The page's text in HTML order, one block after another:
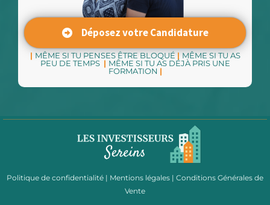
Déposez votre Candidature
| MÊME SI TU PENSES ÊTRE BLOQUÉ | MÊME SI TU AS
PEU DE TEMPS | MÊME SI TU AS DÉJÀ PRIS UNE
FORMATION |
Politique de confidentialité | Mentions légales | Conditions Générales de
Vente